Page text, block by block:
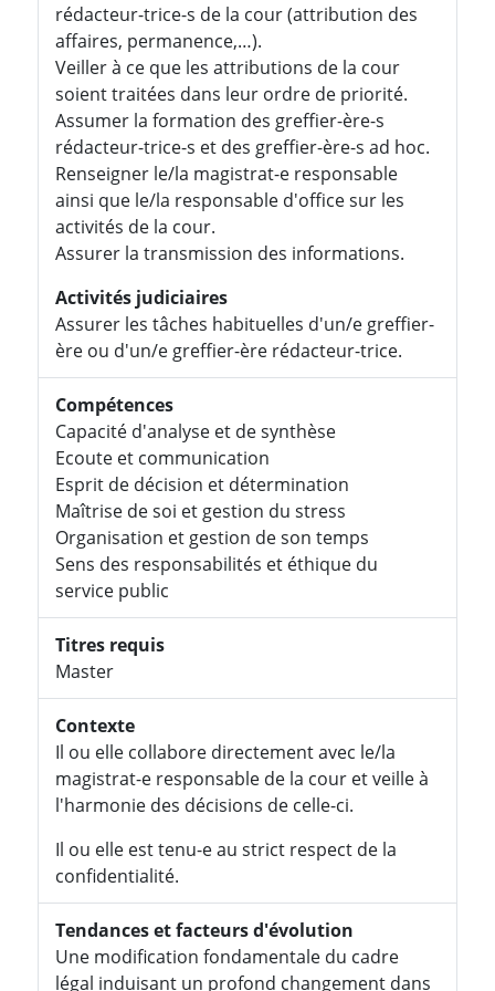
rédacteur-trice-s de la cour (attribution des
affaires, permanence,…).
Veiller à ce que les attributions de la cour
soient traitées dans leur ordre de priorité.
Assumer la formation des greffier-ère-s
rédacteur-trice-s et des greffier-ère-s ad hoc.
Renseigner le/la magistrat-e responsable
ainsi que le/la responsable d'office sur les
activités de la cour.
Assurer la transmission des informations.
Activités judiciaires
Assurer les tâches habituelles d'un/e greffier-
ère ou d'un/e greffier-ère rédacteur-trice.
Compétences
Capacité d'analyse et de synthèse
Ecoute et communication
Esprit de décision et détermination
Maîtrise de soi et gestion du stress
Organisation et gestion de son temps
Sens des responsabilités et éthique du
service public
Titres requis
Master
Contexte
Il ou elle collabore directement avec le/la
magistrat-e responsable de la cour et veille à
l'harmonie des décisions de celle-ci.
Il ou elle est tenu-e au strict respect de la
confidentialité.
Tendances et facteurs d'évolution
Une modification fondamentale du cadre
légal induisant un profond changement dans